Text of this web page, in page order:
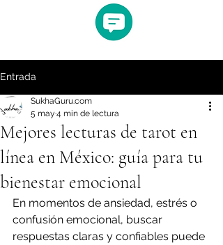
Entrada
Mejores lecturas de tarot en
línea en México: guía para tu
bienestar emocional
SukhaGuru.com
5 may 4 min de lectura
En momentos de ansiedad, estrés o
confusión emocional, buscar
respuestas claras y confiables puede